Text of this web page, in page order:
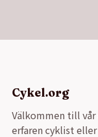
Cykel.org
Välkommen till
erfaren cyklist